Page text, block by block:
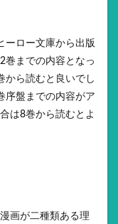
ーロー文庫から出版
巻までの内容となっ
から読むと良いでし
序盤までの内容がア
は8巻から読むとよ
画が二種類ある理